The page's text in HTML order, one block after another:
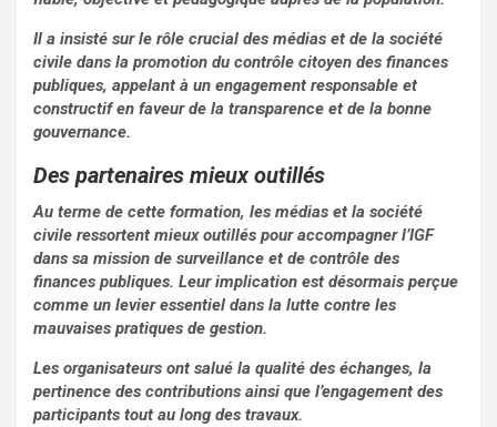
Il a insisté sur le rôle crucial des médias et de la société
civile dans la promotion du contrôle citoyen des finances
publiques, appelant à un engagement responsable et
constructif en faveur de la transparence et de la bonne
gouvernance.
Des partenaires mieux outillés
Au terme de cette formation, les médias et la société
civile ressortent mieux outillés pour accompagner l’IGF
dans sa mission de surveillance et de contrôle des
finances publiques. Leur implication est désormais perçue
comme un levier essentiel dans la lutte contre les
mauvaises pratiques de gestion.
Les organisateurs ont salué la qualité des échanges, la
pertinence des contributions ainsi que l’engagement des
participants tout au long des travaux.